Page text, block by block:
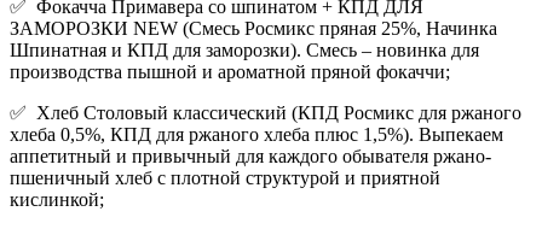
✅ Фокачча Примавера со шпинатом + КПД ДЛЯ
ЗАМОРОЗКИ NEW (Смесь Росмикс пряная 25%, Начинка
Шпинатная и КПД для заморозки). Смесь – новинка для
производства пышной и ароматной пряной фокаччи;
✅ Хлеб Столовый классический (КПД Росмикс для ржаного
хлеба 0,5%, КПД для ржаного хлеба плюс 1,5%). Выпекаем
аппетитный и привычный для каждого обывателя ржано-
пшеничный хлеб с плотной структурой и приятной
кислинкой;